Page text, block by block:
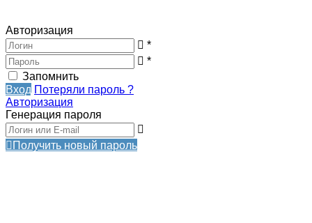
Авторизация
*
*
Запомнить
Вход Потеряли пароль ?
Авторизация
Генерация пароля
Получить новый пароль